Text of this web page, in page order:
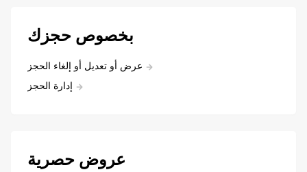
بخصوص حجزك
عرض أو تعديل أو إلغاء الحجز
إدارة الحجز
عروض حصرية